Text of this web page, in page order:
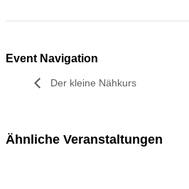
Event Navigation
Der kleine Nähkurs
Ähnliche Veranstaltungen